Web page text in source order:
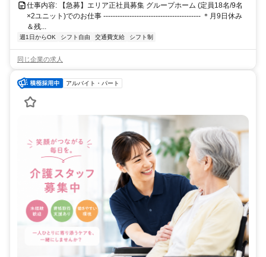
仕事内容: 【急募】エリア正社員募集 グループホーム (定員18名/9名
×2ユニット)でのお仕事 ----------------------------------------- ＊月9日休み
＆残...
週1日からOK シフト自由 交通費支給 シフト制
同じ企業の求人
アルバイト・パート